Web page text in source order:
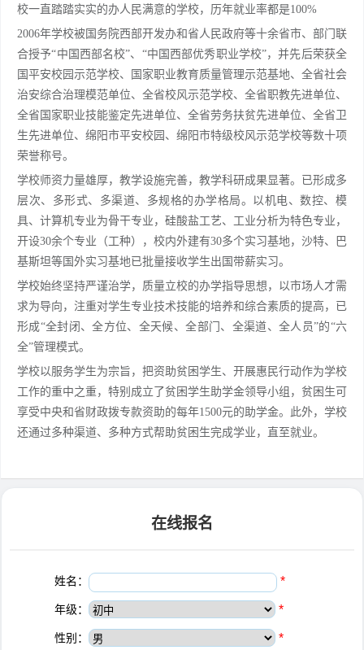
校一直踏踏实实的办人民满意的学校，历年就业率都是100%
2006年学校被国务院西部开发办和省人民政府等十余省市、部门联
合授予“中国西部名校”、“中国西部优秀职业学校”，并先后荣获全
国平安校园示范学校、国家职业教育质量管理示范基地、全省社会
治安综合治理模范单位、全省校风示范学校、全省职教先进单位、
全省国家职业技能鉴定先进单位、全省劳务扶贫先进单位、全省卫
生先进单位、绵阳市平安校园、绵阳市特级校风示范学校等数十项
荣誉称号。
学校师资力量雄厚，教学设施完善，教学科研成果显著。已形成多
层次、多形式、多渠道、多规格的办学格局。以机电、数控、模
具、计算机专业为骨干专业，硅酸盐工艺、工业分析为特色专业，
开设30余个专业（工种），校内外建有30多个实习基地，沙特、巴
基斯坦等国外实习基地已批量接收学生出国带薪实习。
学校始终坚持严谨治学，质量立校的办学指导思想，以市场人才需
求为导向，注重对学生专业技术技能的培养和综合素质的提高，已
形成“全封闭、全方位、全天候、全部门、全渠道、全人员”的“六
全”管理模式。
学校以服务学生为宗旨，把资助贫困学生、开展惠民行动作为学校
工作的重中之重，特别成立了贫困学生助学金领导小组，贫困生可
享受中央和省财政拨专款资助的每年1500元的助学金。此外，学校
还通过多种渠道、多种方式帮助贫困生完成学业，直至就业。
在线报名
姓名： *
年级： *
性别： *